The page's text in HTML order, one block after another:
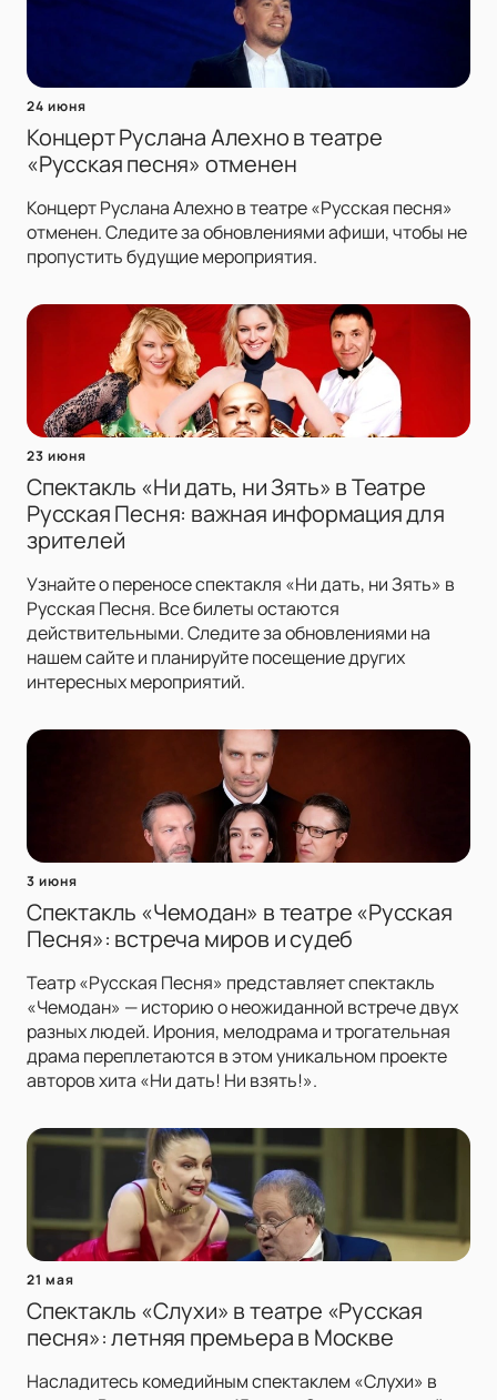
24 июня
Концерт Руслана Алехно в театре
«Русская песня» отменен
Концерт Руслана Алехно в театре «Русская песня»
отменен. Следите за обновлениями афиши, чтобы не
пропустить будущие мероприятия.
23 июня
Спектакль «Ни дать, ни Зять» в Театре
Русская Песня: важная информация для
зрителей
Узнайте о переносе спектакля «Ни дать, ни Зять» в
Русская Песня. Все билеты остаются
действительными. Следите за обновлениями на
нашем сайте и планируйте посещение других
интересных мероприятий.
3 июня
Спектакль «Чемодан» в театре «Русская
Песня»: встреча миров и судеб
Театр «Русская Песня» представляет спектакль
«Чемодан» — историю о неожиданной встрече двух
разных людей. Ирония, мелодрама и трогательная
драма переплетаются в этом уникальном проекте
авторов хита «Ни дать! Ни взять!».
21 мая
Спектакль «Слухи» в театре «Русская
песня»: летняя премьера в Москве
Насладитесь комедийным спектаклем «Слухи» в